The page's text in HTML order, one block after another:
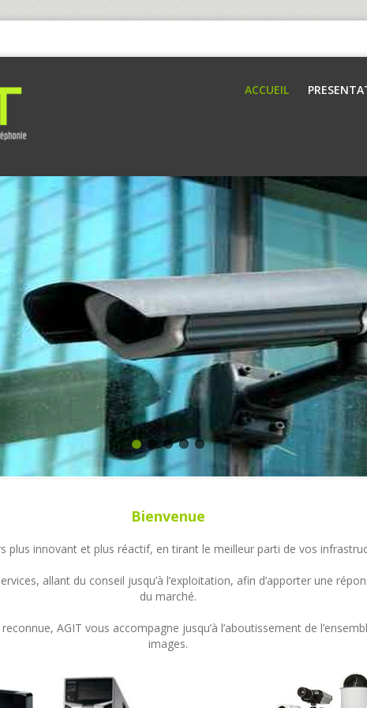
ACCUEIL
Bienvenue
plus innovant et plus réactif, en tirant le meilleur parti de vos
allant du conseil jusqu’à l’exploitation, afin d’apporter une
du marché.
AGIT vous accompagne jusqu’à l’aboutissement de
images.